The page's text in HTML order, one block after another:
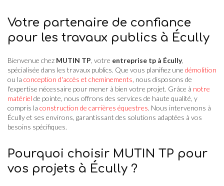
Votre partenaire de confiance
pour les travaux publics à Écully
Bienvenue chez MUTIN TP , votre entreprise tp à Écully,
spécialisée dans les travaux publics. Que vous planifiez une démolition
ou la conception d'accès et cheminements , nous disposons de
l'expertise nécessaire pour mener à bien votre projet. Grâce à notre
matériel de pointe, nous offrons des services de haute qualité, y
compris la construction de carrières équestres. Nous intervenons à
Écully et ses environs, garantissant des solutions adaptées à vos
besoins spécifiques.
Pourquoi choisir MUTIN TP pour
vos projets à Écully ?